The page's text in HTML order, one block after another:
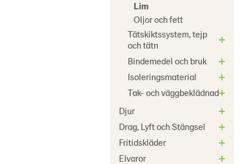
Lim
Oljor och fett
Tätskiktssystem, tejp
och tätn
Bindemedel och bruk
Isoleringsmaterial
Tak- och väggbeklädnad
Djur
Drag, Lyft och Stängsel
Fritidskläder
Elvaror